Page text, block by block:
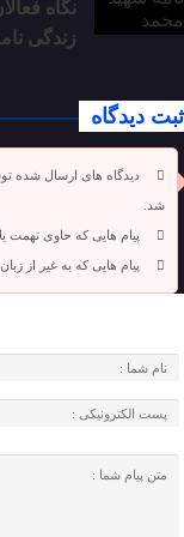
نگاه
زندگی
ثبت دیدگاه
دیدگاه های ارسال شده
شد.
پیام هایی که حاوی تهمت
پیام هایی که به غیر از